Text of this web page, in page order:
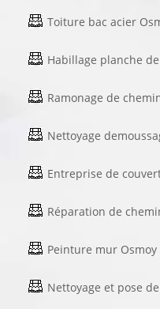
Toiture bac acier
Habillage planche
Ramonage de
Nettoyage
Entreprise de
Réparation de
Peinture mur Osmoy
Nettoyage et pose